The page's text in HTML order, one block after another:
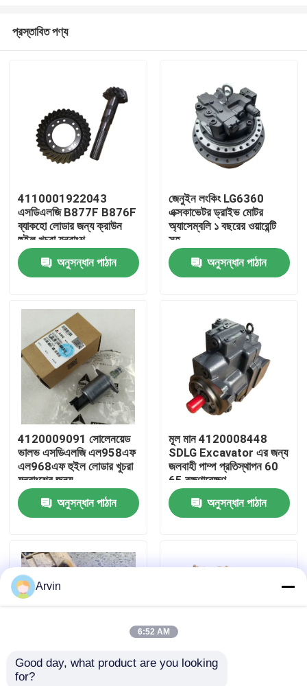
আমাদের সম্পর্কে
কারখানা ভ্রমণ
মান নিয়ন্ত্রণ
আমাদের সাথে যোগাযোগ করুন
উদ্ধৃতির জন্য আবেদন
কামিন্স খুচরা যন্ত্রাংশ
প্রস্তাবিত পণ্য
4110001922043
এসডিএলজি B877F B876F
ব্যাকহো লোডার জন্য ক্রাউন
হুইল খুচরা যন্ত্রাংশ
অনুসন্ধান পাঠান
জেনুইন লংকিং LG6360
এক্সকাভেটর ড্রাইভ মোটর
অ্যাসেম্বলি ১ বছরের ওয়ারেন্টি
সহ
অনুসন্ধান পাঠান
4120009091 সোলেনয়েড
ভালভ এসডিএলজি এল958এফ
এল968এফ হুইল লোডার খুচরা
যন্ত্রাংশের জন্য
অনুসন্ধান পাঠান
মূল মান 4120008448
SDLG Excavator এর জন্য
জলবাহী পাম্প প্রতিস্থাপন 60
65 রক্ষণাবেক্ষণ
অনুসন্ধান পাঠান
4110002988 ब्रेक
Arvin
6:52 AM
Good day, what product are you looking
for?